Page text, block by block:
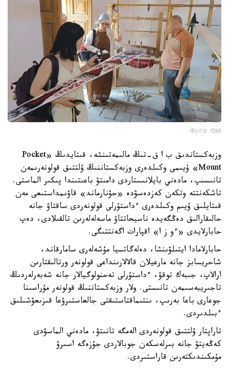
Фото: ӨзА
وزبەكستاندىق ب ا ق-تىڭ مالىمەتىنشە، قىتايدىڭ «Pocket
Mount» ۇيىمى وكىلدەرى وزبەكستاننىڭ ۇلتتىق قولونەرىمەن
تانىسىپ، مادەني بايلانىستاردى دامىتۋ باعىتىندا پىكىر الماستى.
تاشكەنتتە وتكەن كەزدەسۋدە «حۋنارماند» قاۋىمداستىعى مەن
قىتايلىق ۇيىم وكىلدەرى ءداستۇرلى قولونەردى ساقتاۋ جانە
حالىقارالىق دەڭگەيدە ناسيحاتتاۋ ماسەلەلەرىن تالقىلادى، دەپ
حابارلايدى «ءو ز ا» اقپارات اگەنتتىگى.
حابارلامادا ايتىلۋىنشا، دەلەگاتسيا مۇشەلەرى سامارقاند،
شاحريسابز جانە مارعيلان قالالارىنداعى قولونەر ورتالىقتارىن
ارالاپ، جىبەك توقۋ، ءداستۇرلى تەحنولوگيالار جانە شەبەرلەردىڭ
تاجىريبەسىمەن تانىستى. ولار وزبەكستاننىڭ قولونەر مۇراسىنا
جوعارى باعا بەرىپ، ىنتىماقتاستىقتى جالعاستىرۋعا قىزىعۋشىلىق
ءبىلدىردى.
تاراپتار ۇلتتىق قولونەردى الەمگە تانىتۋ، مادەني الماسۋدى
كەڭەيتۋ جانە بىرلەسكەن جوبالاردى جۇزەگە اسىرۋ
مۇمكىندىكتەرىن قاراستىردى.